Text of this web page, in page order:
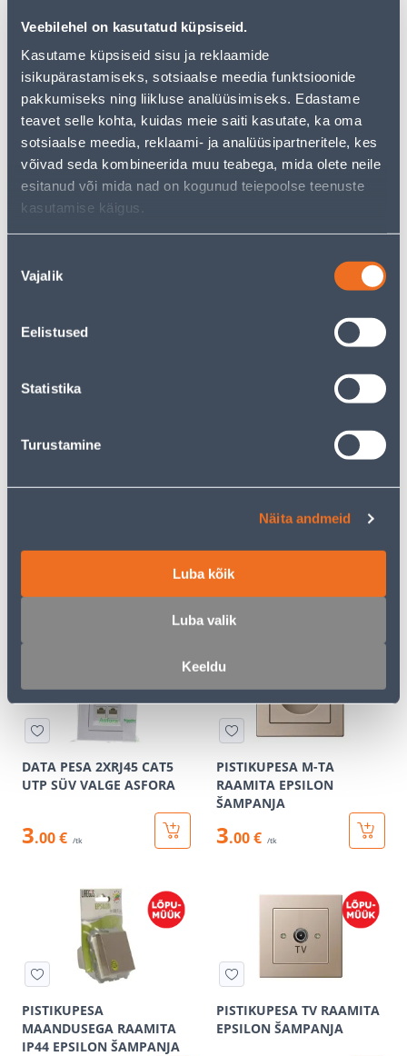
Veebilehel on kasutatud küpsiseid.
Kasutame küpsiseid sisu ja reklaamide
isikupärastamiseks, sotsiaalse meedia funktsioonide
pakkumiseks ning liikluse analüüsimiseks. Edastame
teavet selle kohta, kuidas meie saiti kasutate, ka oma
sotsiaalse meedia, reklaami- ja analüüsipartneritele, kes
võivad seda kombineerida muu teabega, mida olete neile
esitanud või mida nad on kogunud teiepoolse teenuste
kasutamise käigus.
valik
Vajalik
Eelistused
Statistika
Turustamine
Näita andmeid
Luba kõik
Luba valik
Keeldu
RAAM 5-NE MUST KLAAS
EPSILON
10.00 € /tk
RAAM 2-NE KLAAS
EPSILON
7.00 € /tk
EPSILON
7.00 € /tk 2.00 € /tk
DATA PESA 2XRJ45 CAT5
UTP SÜV VALGE ASFORA
3.00 € /tk
PISTIKUPESA M-TA
RAAMITA EPSILON
ŠAMPANJA
3.00 € /tk
PISTIKUPESA
MAANDUSEGA RAAMITA
IP44 EPSILON ŠAMPANJA
PISTIKUPESA TV RAAMITA
EPSILON ŠAMPANJA